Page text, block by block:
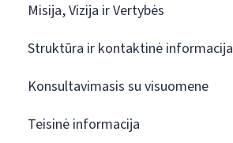
Misija, Vizija ir Vertybės
Struktūra ir kontaktinė informacija
Konsultavimasis su visuomene
Teisinė informacija